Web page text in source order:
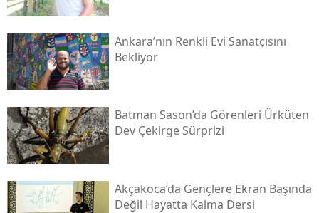
Ankara’nın Renkli Evi Sanatçısını
Bekliyor
Batman Sason’da Görenleri Ürküten
Dev Çekirge Sürprizi
Akçakoca’da Gençlere Ekran Başında
Değil Hayatta Kalma Dersi